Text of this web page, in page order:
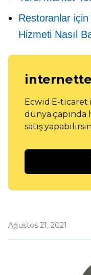
Restoranlar için
Hizmeti Nasıl
Ecwid E-
dünya çapında
satış
Ağustos 21, 2021